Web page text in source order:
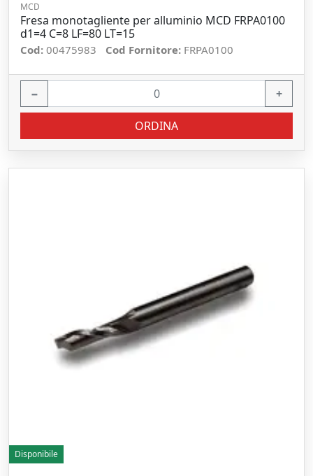
MCD
Fresa monotagliente per alluminio MCD FRPA0100
d1=4 C=8 LF=80 LT=15
Cod: 00475983 Cod Fornitore: FRPA0100
− +
ORDINA
Disponibile